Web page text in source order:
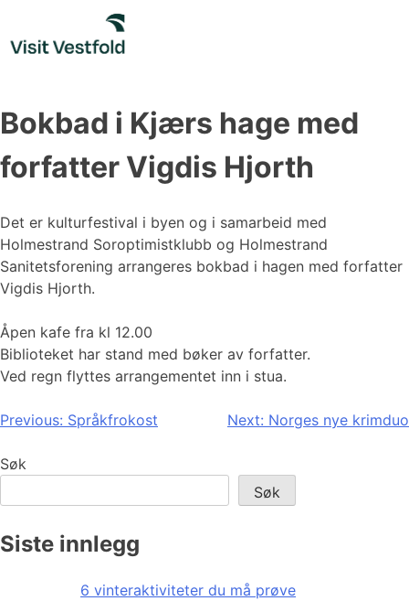
content
Bokbad i Kjærs hage med
forfatter Vigdis Hjorth
Det er kulturfestival i byen og i samarbeid med
Holmestrand Soroptimistklubb og Holmestrand
Sanitetsforening arrangeres bokbad i hagen med forfatter
Vigdis Hjorth.
Åpen kafe fra kl 12.00
Biblioteket har stand med bøker av forfatter.
Ved regn flyttes arrangementet inn i stua.
Innleggsnavigasjon
Previous: Språkfrokost Next: Norges nye krimduo
Søk
Søk
Siste innlegg
6 vinteraktiviteter du må prøve